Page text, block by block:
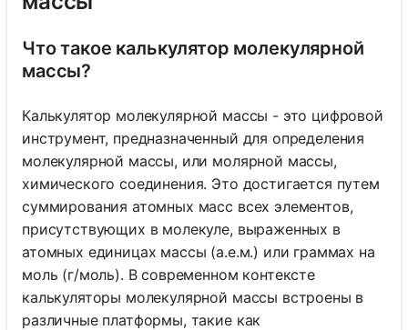
Что такое калькулятор молекулярной
массы?
Калькулятор молекулярной массы - это цифровой
инструмент, предназначенный для определения
молекулярной массы, или молярной массы,
химического соединения. Это достигается путем
суммирования атомных масс всех элементов,
присутствующих в молекуле, выраженных в
атомных единицах массы (а.е.м.) или граммах на
моль (г/моль). В современном контексте
калькуляторы молекулярной массы встроены в
различные платформы, такие как